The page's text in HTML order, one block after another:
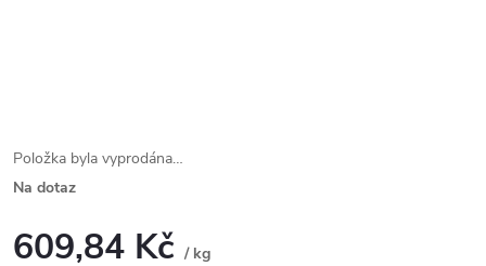
Položka byla vyprodána…
Na dotaz
609,84 Kč / kg